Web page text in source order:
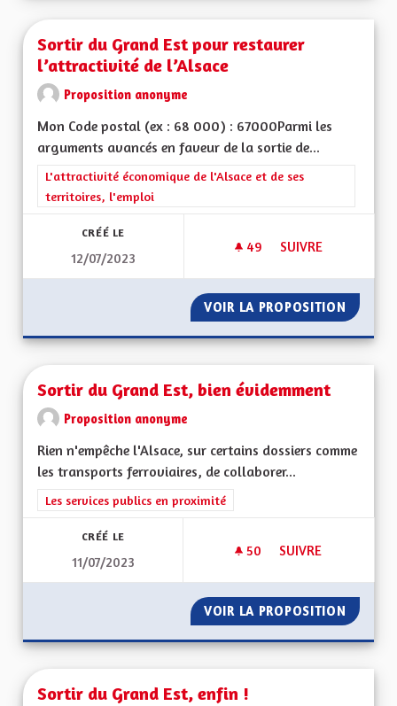
Sortir du Grand Est pour restaurer
l’attractivité de l’Alsace
Proposition anonyme
Mon Code postal (ex : 68 000) : 67000Parmi les
arguments avancés en faveur de la sortie de...
Filtrer les résultats de la catégorie : L'attractivité
L'attractivité économique de l'Alsace et de ses
territoires, l'emploi
CRÉÉ LE
12/07/2023
49 49 ABONNÉS
SUIVRE
VOIR LA PROPOSITION
Sortir du Grand Est, bien évidemment
Proposition anonyme
Rien n'empêche l'Alsace, sur certains dossiers comme
les transports ferroviaires, de collaborer...
Filtrer les résultats de la catégorie : Les services publics en
Les services publics en proximité
CRÉÉ LE
11/07/2023
50 50 ABONNÉS
SUIVRE
VOIR LA PROPOSITION
Sortir du Grand Est, enfin !